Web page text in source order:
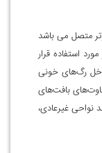
متصل می باشد
استفاده قرار
رگ‌های خونی
بافت‌های
نواحی غیرعادی،